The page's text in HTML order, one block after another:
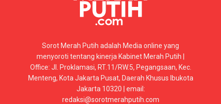
Sorot Merah Putih adalah Media online yang
menyoroti tentang kinerja Kabinet Merah Putih |
Office: Jl. Proklamasi, RT.11/RW.5, Pegangsaan, Kec.
Menteng, Kota Jakarta Pusat, Daerah Khusus Ibukota
Jakarta 10320 | email:
redaksi@sorotmerahputih.com